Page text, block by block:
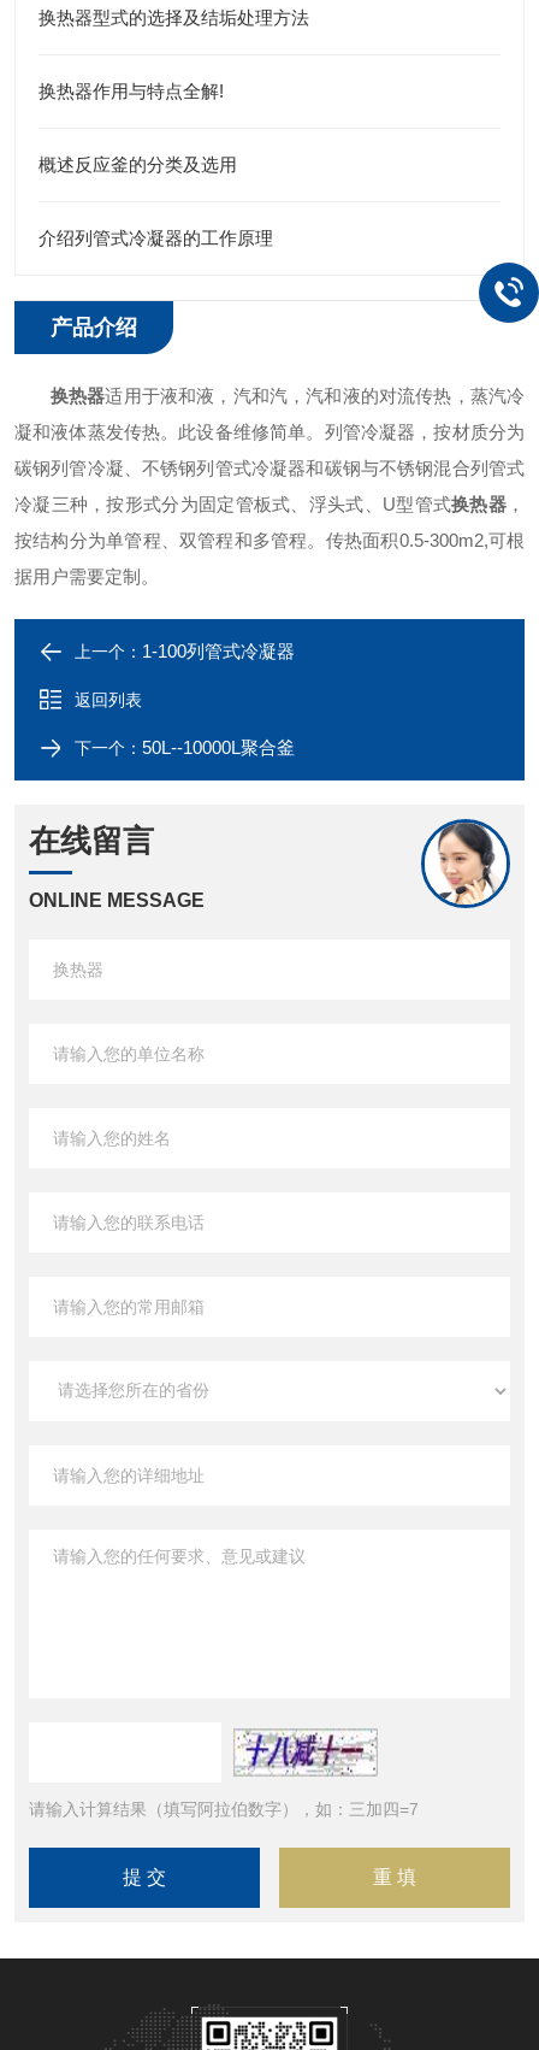
换热器型式的选择及结垢处理方法
换热器作用与特点全解!
概述反应釜的分类及选用
介绍列管式冷凝器的工作原理
产品介绍
换热器适用于液和液，汽和汽，汽和液的对流传热，蒸汽冷
凝和液体蒸发传热。此设备维修简单。列管冷凝器，按材质分为
碳钢列管冷凝、不锈钢列管式冷凝器和碳钢与不锈钢混合列管式
冷凝三种，按形式分为固定管板式、浮头式、U型管式换热器 ，
按结构分为单管程、双管程和多管程。传热面积0.5-300m2,可根
据用户需要定制。
上一个： 1-100列管式冷凝器
返回列表
下一个： 50L--10000L聚合釜
在线留言
ONLINE MESSAGE
请输入计算结果（填写阿拉伯数字），如：三加四=7